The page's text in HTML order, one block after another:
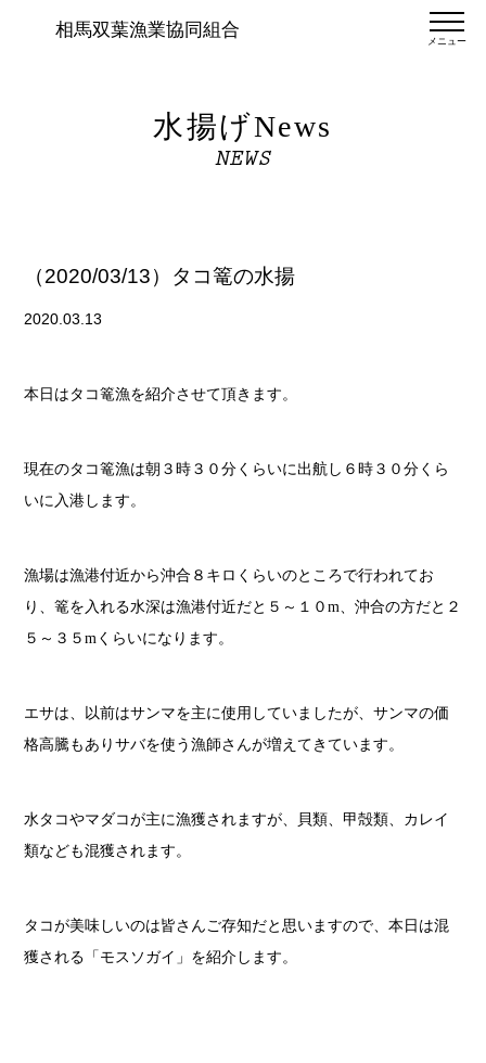
相馬双葉漁業協同組合
メニュー
水揚げNews
NEWS
（2020/03/13）タコ篭の水揚
2020.03.13
本日はタコ篭漁を紹介させて頂きます。
現在のタコ篭漁は朝３時３０分くらいに出航し６時３０分くら
いに入港します。
漁場は漁港付近から沖合８キロくらいのところで行われてお
り、篭を入れる水深は漁港付近だと５～１０m、沖合の方だと２
５～３５mくらいになります。
エサは、以前はサンマを主に使用していましたが、サンマの価
格高騰もありサバを使う漁師さんが増えてきています。
水タコやマダコが主に漁獲されますが、貝類、甲殻類、カレイ
類なども混獲されます。
タコが美味しいのは皆さんご存知だと思いますので、本日は混
獲される「モスソガイ」を紹介します。